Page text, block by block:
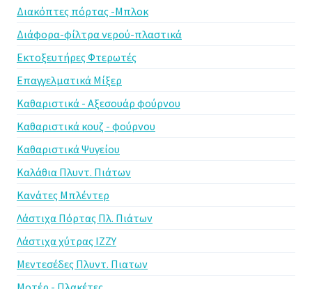
Διακόπτες πόρτας -Μπλοκ
Διάφορα-φίλτρα νερού-πλαστικά
Εκτοξευτήρες Φτερωτές
Επαγγελματικά Μίξερ
Καθαριστικά - Αξεσουάρ φούρνου
Καθαριστικά κουζ - φούρνου
Καθαριστικά Ψυγείου
Καλάθια Πλυντ. Πιάτων
Κανάτες Μπλέντερ
Λάστιχα Πόρτας Πλ. Πιάτων
Λάστιχα χύτρας IZZY
Μεντεσέδες Πλυντ. Πιατων